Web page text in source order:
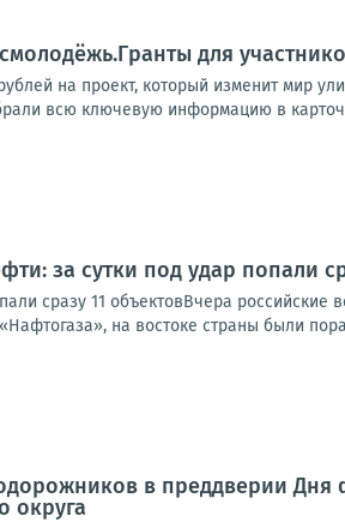
для
на проект, который изменит мир
всю ключевую информацию в
за сутки под удар попали
сразу 11 объектовВчера
на востоке страны были
в преддверии Дня
округа